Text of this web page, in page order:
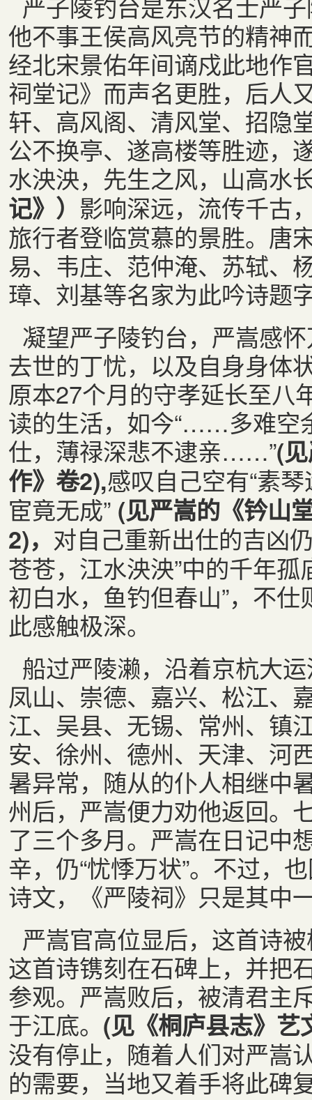
他不事王侯高风亮节的精神
经北宋景佑年间谪戍此地作
祠堂记》而声名更胜，后人
轩、高风阁、清风堂、招隐
公不换亭、遂高楼等胜迹，
水泱泱，先生之风，山高水
记》） 影响深远，流传千古
旅行者登临赏慕的景胜。唐
易、韦庄、范仲淹、苏轼、
璋、刘基等名家为此吟诗题
凝望严子陵钓台，严嵩感
去世的丁忧，以及自身身体
原本27个月的守孝延长至八
读的生活，如今“……多难
仕，薄禄深悲不逮亲……”(
作》卷2),感叹自己空有“素
宦竟无成” (见严嵩的《钤山
2)， 对自己重新出仕的吉凶
苍苍，江水泱泱”中的千年
初白水，鱼钓但春山”，不
此感触极深。
船过严陵濑，沿着京杭大
凤山、崇德、嘉兴、松江、
江、吴县、无锡、常州、镇
安、徐州、德州、天津、河
暑异常，随从的仆人相继中
州后，严嵩便力劝他返回。
了三个多月。严嵩在日记中
辛，仍“忧悸万状”。不过，
诗文，《严陵祠》只是其中
严嵩官高位显后，这首诗
这首诗镌刻在石碑上，并把
参观。严嵩败后，被清君主
于江底。 (见《桐庐县志》艺
没有停止，随着人们对严嵩
的需要，当地又着手将此碑